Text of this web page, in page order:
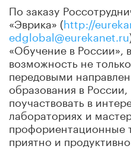
По заказу
«Эврика» (http://
edglobal@eurekanet.ru
«Обучение в России»,
возможность не
передовыми
образования в
поучаствовать в
лабораториях и
профориентационные
приятно и